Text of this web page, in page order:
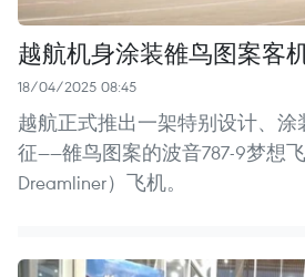
越航机身涂装雒鸟图案客
18/04/2025 08:45
越航正式推出一架特别设计、
征——雒鸟图案的波音787-9梦想
Dreamliner）飞机。